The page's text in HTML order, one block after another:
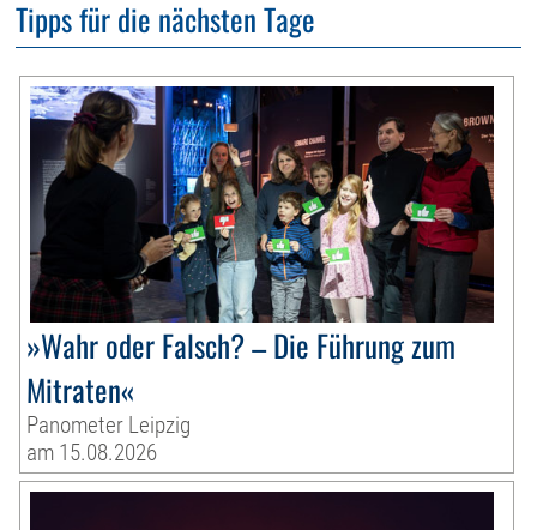
Tipps für die nächsten Tage
»Wahr oder Falsch? – Die Führung zum
Mitraten«
Panometer Leipzig
am 15.08.2026